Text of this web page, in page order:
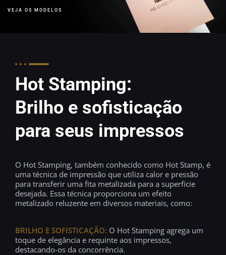
VEJA OS MODELOS
Hot Stamping:
Brilho e sofisticação
para seus impressos
O Hot Stamping, também conhecido como Hot Stamp, é
uma técnica de impressão que utiliza calor e pressão
para transferir uma fita metalizada para a superfície
desejada. Essa técnica proporciona um efeito
metalizado reluzente em diversos materiais, como:
BRILHO E SOFISTICAÇÃO: O Hot Stamping agrega um
toque de elegância e requinte aos impressos,
destacando-os da concorrência.